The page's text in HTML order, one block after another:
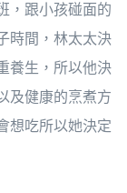
，跟小孩碰面的
時間，林太太決
養生，所以他決
及健康的烹煮方
想吃所以她決定